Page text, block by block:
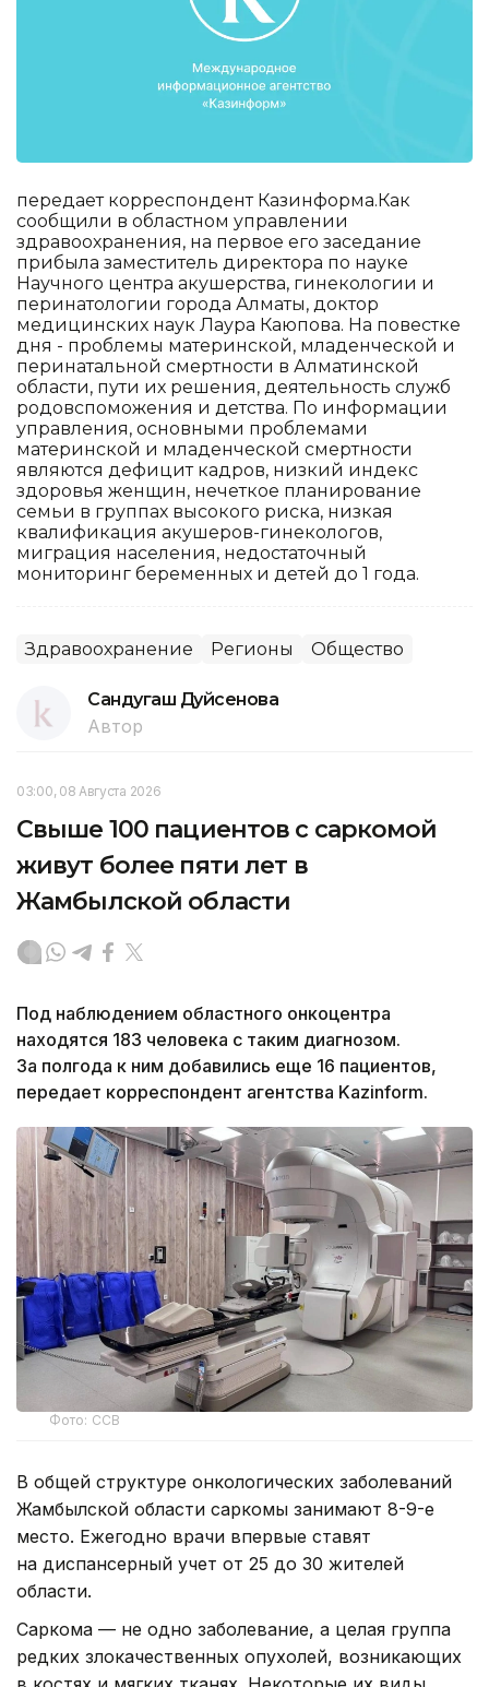
передает корреспондент Казинформа.Как
сообщили в областном управлении
здравоохранения, на первое его заседание
прибыла заместитель директора по науке
Научного центра акушерства, гинекологии и
перинатологии города Алматы, доктор
медицинских наук Лаура Каюпова. На повестке
дня - проблемы материнской, младенческой и
перинатальной смертности в Алматинской
области, пути их решения, деятельность служб
родовспоможения и детства. По информации
управления, основными проблемами
материнской и младенческой смертности
являются дефицит кадров, низкий индекс
здоровья женщин, нечеткое планирование
семьи в группах высокого риска, низкая
квалификация акушеров-гинекологов,
миграция населения, недостаточный
мониторинг беременных и детей до 1 года.
Здравоохранение Регионы Общество
Сандугаш Дуйсенова
Автор
03:00, 08 Августа 2026
Свыше 100 пациентов с саркомой
живут более пяти лет в
Жамбылской области
Под наблюдением областного онкоцентра
находятся 183 человека с таким диагнозом.
За полгода к ним добавились еще 16 пациентов,
передает корреспондент агентства Kazinform.
Фото: ССВ
В общей структуре онкологических заболеваний
Жамбылской области саркомы занимают 8-9-е
место. Ежегодно врачи впервые ставят
на диспансерный учет от 25 до 30 жителей
области.
Саркома — не одно заболевание, а целая группа
редких злокачественных опухолей, возникающих